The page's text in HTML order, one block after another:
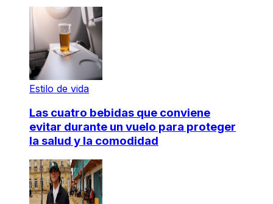
Estilo de vida
Las cuatro bebidas que conviene
evitar durante un vuelo para proteger
la salud y la comodidad